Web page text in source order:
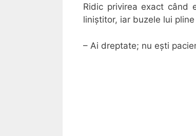
Ridic privirea exact când
liniștitor, iar buzele lui
– Ai dreptate; nu ești